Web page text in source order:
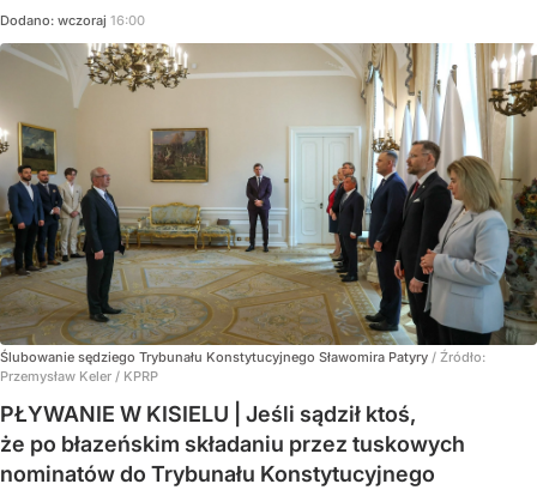
Dodano: wczoraj 16:00
Ślubowanie sędziego Trybunału Konstytucyjnego Sławomira Patyry / Źródło:
Przemysław Keler / KPRP
PŁYWANIE W KISIELU | Jeśli sądził ktoś,
że po błazeńskim składaniu przez tuskowych
nominatów do Trybunału Konstytucyjnego